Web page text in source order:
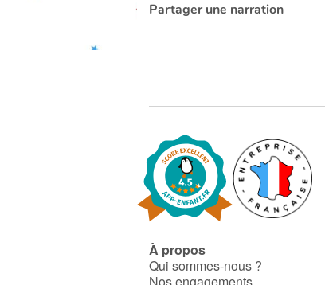
Partager une narration
À propos
Qui sommes-nous ?